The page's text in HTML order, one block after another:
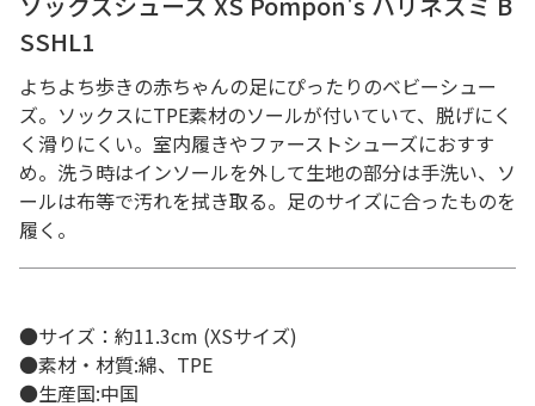
SSHL1
よちよち歩きの赤ちゃんの足にぴったりのベビーシュー
ズ。ソックスにTPE素材のソールが付いていて、脱げにく
く滑りにくい。室内履きやファーストシューズにおすす
め。洗う時はインソールを外して生地の部分は手洗い、ソ
ールは布等で汚れを拭き取る。足のサイズに合ったものを
履く。
●サイズ：約11.3cm (XSサイズ)
●素材・材質:綿、TPE
●生産国:中国